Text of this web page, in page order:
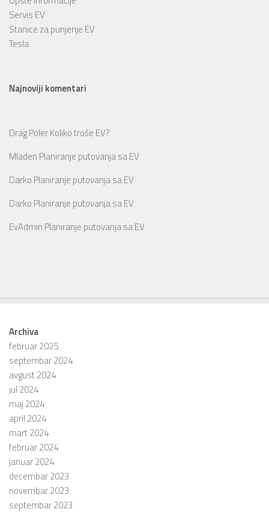
Servis EV
Stanice za punjenje EV
Tesla
Najnoviji komentari
Drag PolerKoliko troše EV?
Mladen Planiranje putovanja sa EV
Darko Planiranje putovanja sa EV
Darko Planiranje putovanja sa EV
EvAdmin Planiranje putovanja sa EV
Archiva
februar 2025
septembar 2024
avgust 2024
jul 2024
maj 2024
april 2024
mart 2024
februar 2024
januar 2024
decembar 2023
novembar 2023
septembar 2023